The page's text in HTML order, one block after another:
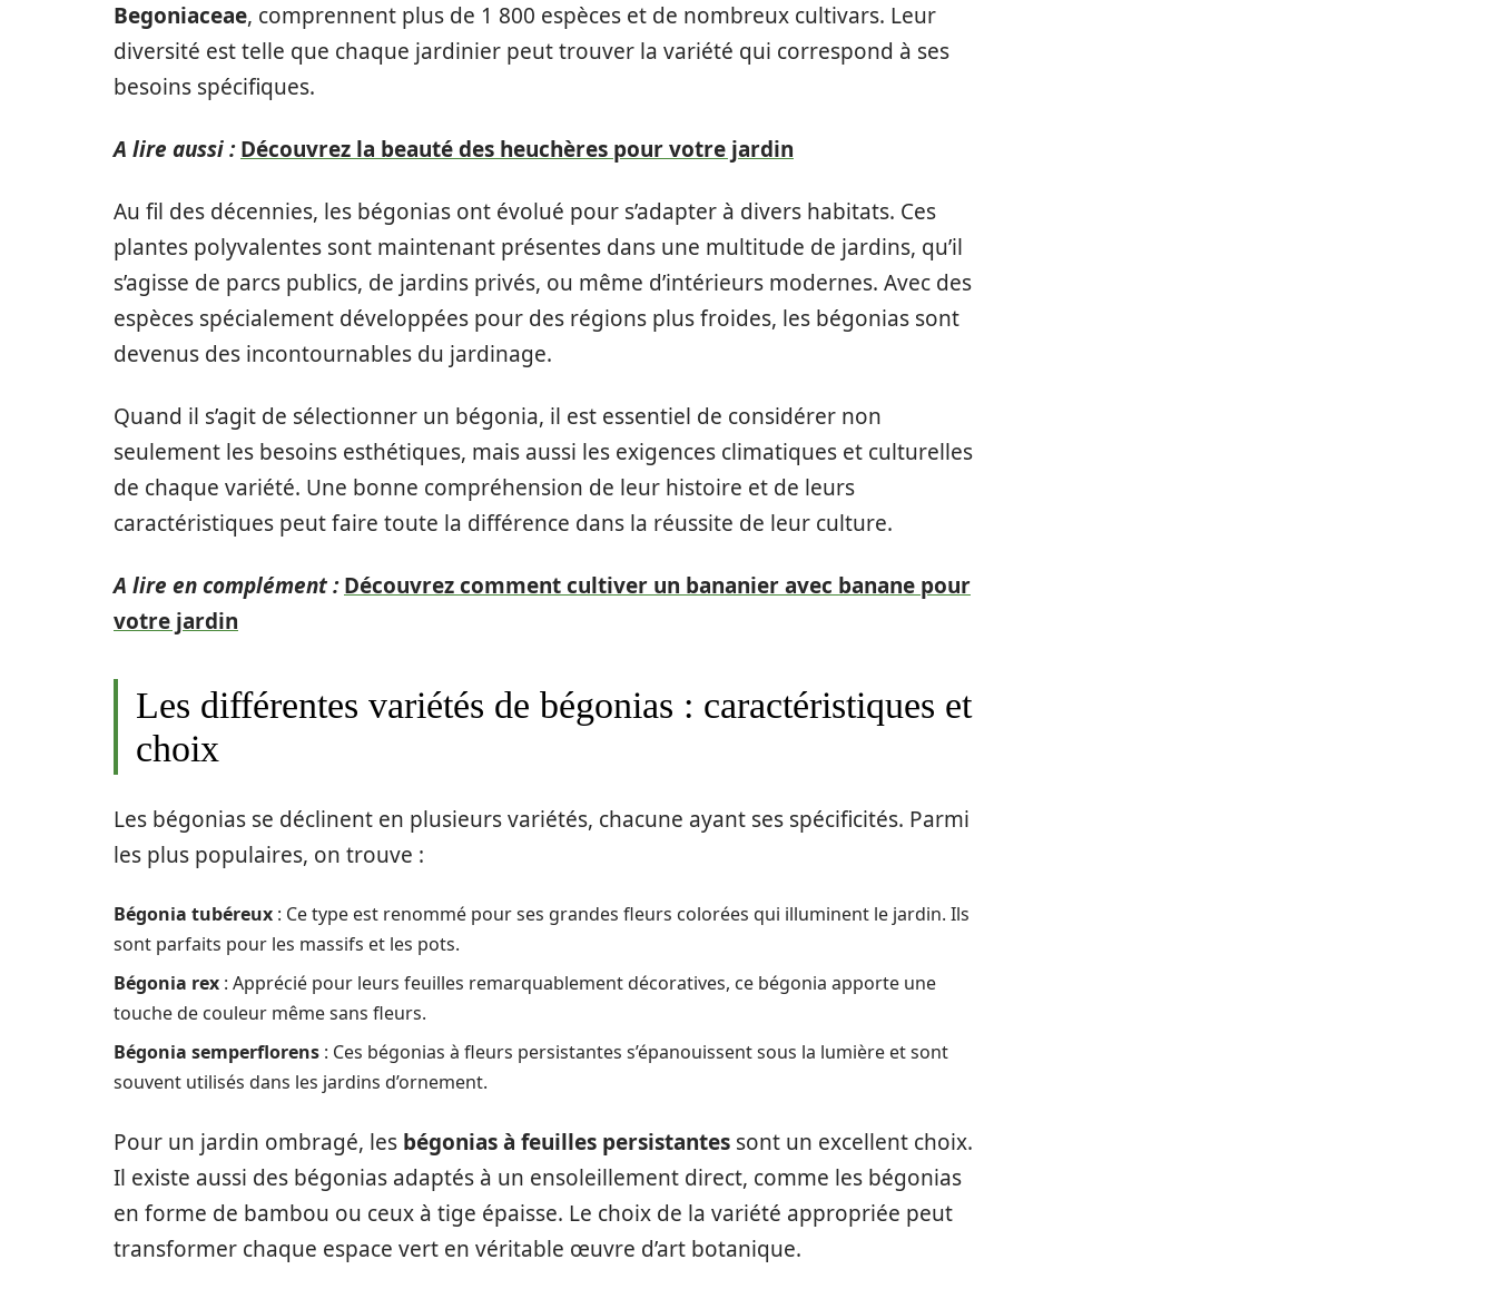
Begoniaceae, comprennent plus de 1 800 espèces et de nombreux cultivars. Leur
diversité est telle que chaque jardinier peut trouver la variété qui correspond à ses
besoins spécifiques.
A lire aussi : Découvrez la beauté des heuchères pour votre jardin
Au fil des décennies, les bégonias ont évolué pour s’adapter à divers habitats. Ces
plantes polyvalentes sont maintenant présentes dans une multitude de jardins, qu’il
s’agisse de parcs publics, de jardins privés, ou même d’intérieurs modernes. Avec des
espèces spécialement développées pour des régions plus froides, les bégonias sont
devenus des incontournables du jardinage.
Quand il s’agit de sélectionner un bégonia, il est essentiel de considérer non
seulement les besoins esthétiques, mais aussi les exigences climatiques et culturelles
de chaque variété. Une bonne compréhension de leur histoire et de leurs
caractéristiques peut faire toute la différence dans la réussite de leur culture.
A lire en complément : Découvrez comment cultiver un bananier avec banane pour
votre jardin
Les différentes variétés de bégonias : caractéristiques et
choix
Les bégonias se déclinent en plusieurs variétés, chacune ayant ses spécificités. Parmi
les plus populaires, on trouve :
Bégonia tubéreux : Ce type est renommé pour ses grandes fleurs colorées qui illuminent le jardin. Ils
sont parfaits pour les massifs et les pots.
Bégonia rex : Apprécié pour leurs feuilles remarquablement décoratives, ce bégonia apporte une
touche de couleur même sans fleurs.
Bégonia semperflorens : Ces bégonias à fleurs persistantes s’épanouissent sous la lumière et sont
souvent utilisés dans les jardins d’ornement.
Pour un jardin ombragé, les bégonias à feuilles persistantes sont un excellent choix.
Il existe aussi des bégonias adaptés à un ensoleillement direct, comme les bégonias
en forme de bambou ou ceux à tige épaisse. Le choix de la variété appropriée peut
transformer chaque espace vert en véritable œuvre d’art botanique.